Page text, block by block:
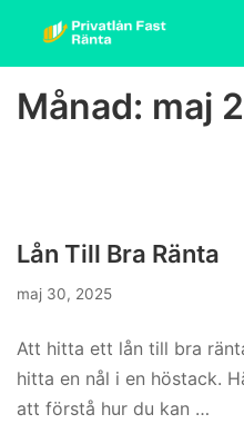
content
Privatlån
Månad: maj
Lån Till Bra Ränta
maj 30, 2025
Att hitta ett lån till bra
hitta en nål i en höstack.
att förstå hur du kan …